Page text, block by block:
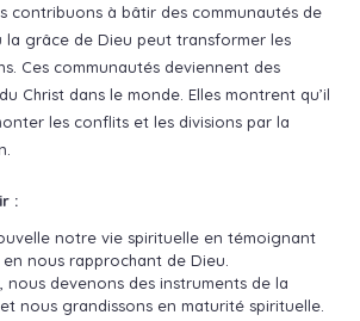
contribuons à bâtir des communautés de
la grâce de Dieu peut transformer les
Ces communautés deviennent des
Christ dans le monde. Elles montrent qu’il
les conflits et les divisions par la
:
notre vie spirituelle en témoignant
nous rapprochant de Dieu.
nous devenons des instruments de la
nous grandissons en maturité spirituelle.